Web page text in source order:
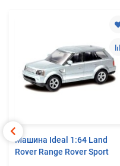
Машина Ideal 1:64 Land
Rover Range Rover Sport